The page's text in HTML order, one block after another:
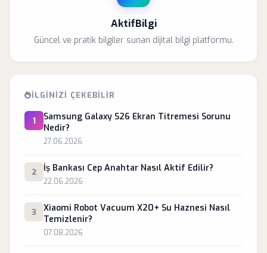
AktifBilgi
Güncel ve pratik bilgiler sunan dijital bilgi platformu.
İLGINIZI ÇEKEBILIR
1
Samsung Galaxy S26 Ekran Titremesi Sorunu
Nedir?
27.06.2026
2 İş Bankası Cep Anahtar Nasıl Aktif Edilir?
22.06.2026
3
Xiaomi Robot Vacuum X20+ Su Haznesi Nasıl
Temizlenir?
07.08.2026